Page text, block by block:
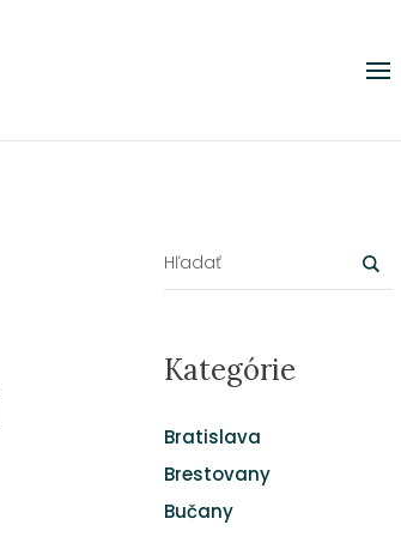
Kategórie
Bratislava
Brestovany
Bučany